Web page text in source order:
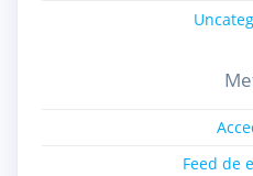
Feed de